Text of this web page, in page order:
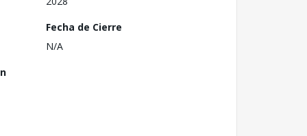
Fecha de Cierre
N/A